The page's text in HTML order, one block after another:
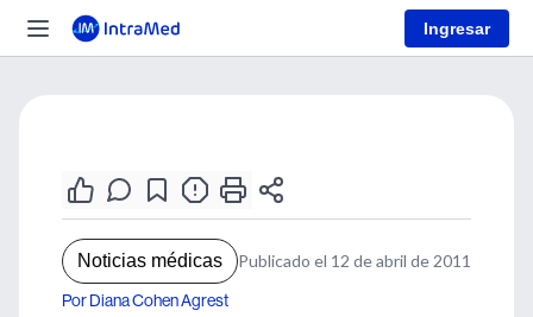
Ingresar
Noticias médicas Publicado el 12 de abril de 2011
Por Diana Cohen Agrest